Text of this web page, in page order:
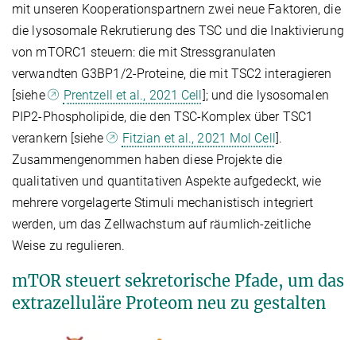
mit unseren Kooperationspartnern zwei neue Faktoren, die
die lysosomale Rekrutierung des TSC und die Inaktivierung
von mTORC1 steuern: die mit Stressgranulaten
verwandten G3BP1/2-Proteine, die mit TSC2 interagieren
[siehe
Prentzell et al., 2021 Cell]; und die lysosomalen
PIP2-Phospholipide, die den TSC-Komplex über TSC1
verankern [siehe
Fitzian et al., 2021 Mol Cell].
Zusammengenommen haben diese Projekte die
qualitativen und quantitativen Aspekte aufgedeckt, wie
mehrere vorgelagerte Stimuli mechanistisch integriert
werden, um das Zellwachstum auf räumlich-zeitliche
Weise zu regulieren.
mTOR steuert sekretorische Pfade, um das
extrazelluläre Proteom neu zu gestalten